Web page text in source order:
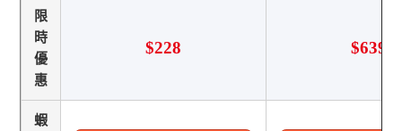
限
時
優
惠
$228 $639
蝦